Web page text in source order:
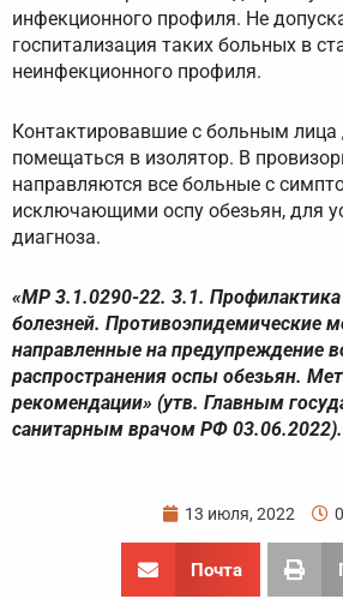
инфекционного профиля. Не
госпитализация таких больных в
неинфекционного профиля.
Контактировавшие с больным
помещаться в изолятор. В
направляются все больные с
исключающими оспу обезьян, для
диагноза.
«МР 3.1.0290-22. 3.1.
болезней. Противоэпидемические
направленные на предупреждение
распространения оспы обезьян.
рекомендации» (утв. Главным
санитарным врачом РФ 03.06.2022).
13 июля, 2022
Почта